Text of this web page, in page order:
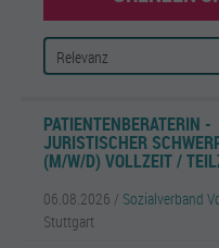
PATIENTENBERATERIN -
JURISTISCHER
(M/W/D) VOLLZEIT /
06.08.2026 / Sozialverband
Stuttgart